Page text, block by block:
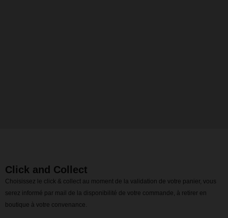
Click and Collect
Choisissez le click & collect au moment de la validation de votre panier, vous
serez informé par mail de la disponibilité de votre commande, à retirer en
boutique à votre convenance.